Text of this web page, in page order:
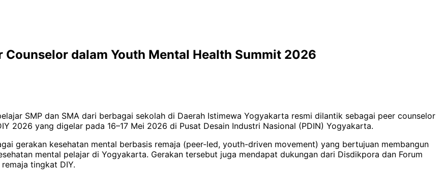
Counselor dalam Youth Mental Health Summit 2026
SMP dan SMA dari berbagai sekolah di Daerah Istimewa Yogyakarta resmi dilantik sebagai peer counselor
2026 yang digelar pada 16–17 Mei 2026 di Pusat Desain Industri Nasional (PDIN) Yogyakarta.
gerakan kesehatan mental berbasis remaja (peer-led, youth-driven movement) yang bertujuan membangun
mental pelajar di Yogyakarta. Gerakan tersebut juga mendapat dukungan dari Disdikpora dan Forum
tingkat DIY.